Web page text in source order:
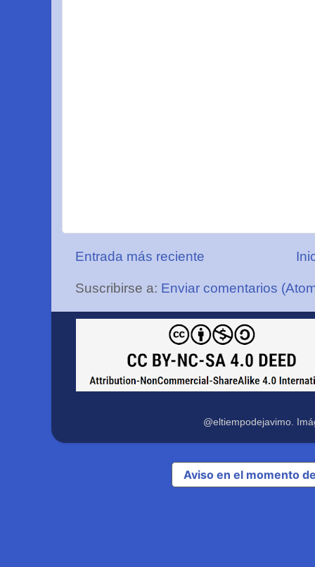
Entrada más reciente
Suscribirse a: Enviar comentarios
@eltiempodejavimo.
Aviso en el momento